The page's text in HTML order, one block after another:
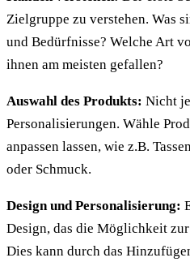
Zielgruppe zu verstehen. Was
und Bedürfnisse? Welche Art
ihnen am meisten gefallen?
Auswahl des Produkts: Nicht
Personalisierungen. Wähle
anpassen lassen, wie z.B.
oder Schmuck.
Design und Personalisierung:
Design, das die Möglichkeit
Dies kann durch das